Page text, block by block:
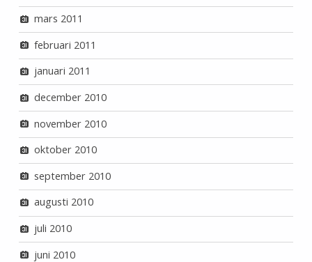
mars 2011
februari 2011
januari 2011
december 2010
november 2010
oktober 2010
september 2010
augusti 2010
juli 2010
juni 2010